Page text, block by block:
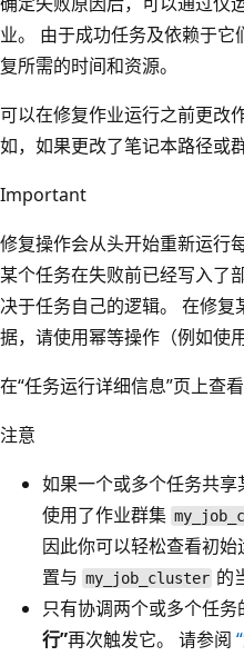
业。 由于成功任务及依赖于
复所需的时间和资源。
可以在修复作业运行之前更改
如，如果更改了笔记本路径或
Important
修复操作会从头开始重新运行
某个任务在失败前已经写入了
决于任务自己的逻辑。 在修
据，请使用幂等操作（例如使
在“任务运行详细信息”页上查看
注意
如果一个或多个任务共
使用了作业群集
因此你可以轻松查看初始
置与 my_job_cluster 的
只有协调两个或多个任
行”再次触发它。 请参阅